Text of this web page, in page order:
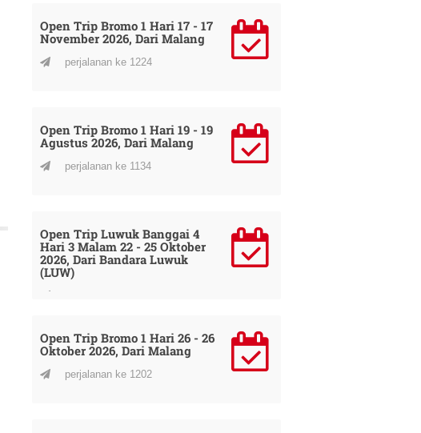
Open Trip Bromo 1 Hari 17 - 17
November 2026, Dari Malang
perjalanan ke 1224
Open Trip Bromo 1 Hari 19 - 19
Agustus 2026, Dari Malang
perjalanan ke 1134
Open Trip Luwuk Banggai 4
Hari 3 Malam 22 - 25 Oktober
2026, Dari Bandara Luwuk
(LUW)
Open Trip Bromo 1 Hari 26 - 26
Oktober 2026, Dari Malang
perjalanan ke 1202